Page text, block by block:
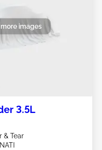
images
3.5L
& Tear